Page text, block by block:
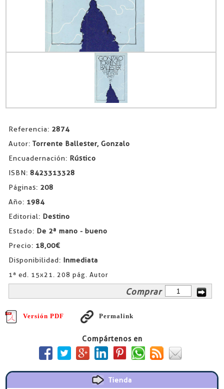
Referencia: 2874
Autor: Torrente Ballester, Gonzalo
Encuadernación: Rústico
ISBN: 8423313328
Páginas: 208
Año: 1984
Editorial: Destino
Estado: De 2ª mano - bueno
Precio: 18,00€
Disponibilidad: Inmediata
1ª ed. 15x21. 208 pág. Autor
Comprar
Versión PDF Permalink
Compártenos en
Tienda